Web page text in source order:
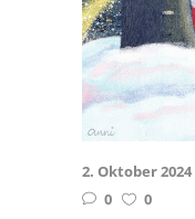
2. Oktober 2024
0
0